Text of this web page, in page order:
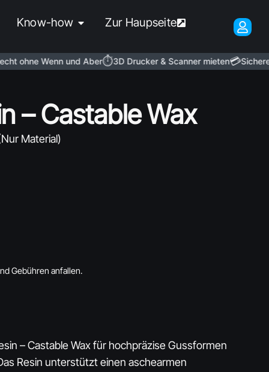
Know-how Zur Haupseite
ohne Wenn und Aber⏱️3D Drucker & Scanner mieten💳Sichere
– Castable Wax
Material)
Gebühren anfallen.
– Castable Wax für hochpräzise Gussformen
Resin unterstützt einen aschearmen